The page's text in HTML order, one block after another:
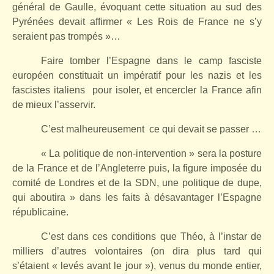
général de Gaulle, évoquant cette situation au sud des
Pyrénées devait affirmer « Les Rois de France ne s’y
seraient pas trompés »…
Faire tomber l’Espagne dans le camp fasciste
européen constituait un impératif pour les nazis et les
fascistes italiens
pour isoler, et encercler la France afin
de mieux l’asservir.
C’est malheureusement ce qui devait se passer …
« La politique de non-intervention » sera la posture
de la France et de l’Angleterre puis, la figure imposée du
comité de Londres et de la SDN, une politique de dupe,
qui aboutira » dans les faits à désavantager l’Espagne
républicaine.
C’est dans ces conditions que Théo, à l’instar de
milliers d’autres volontaires (on dira plus tard qui
s’étaient « levés avant le jour »), venus du monde entier,